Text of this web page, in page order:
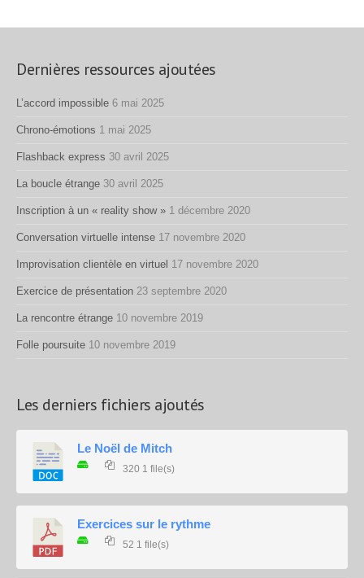
Dernières ressources ajoutées
L’accord impossible 6 mai 2025
Chrono-émotions 1 mai 2025
Flashback express 30 avril 2025
La boucle étrange 30 avril 2025
Inscription à un « reality show » 1 décembre 2020
Conversation virtuelle intense 17 novembre 2020
Improvisation clientèle en virtuel 17 novembre 2020
Exercice de présentation 23 septembre 2020
La rencontre étrange 10 novembre 2019
Folle poursuite 10 novembre 2019
Les derniers fichiers ajoutés
Le Noël de Mitch
320 1 file(s)
Exercices sur le rythme
52 1 file(s)